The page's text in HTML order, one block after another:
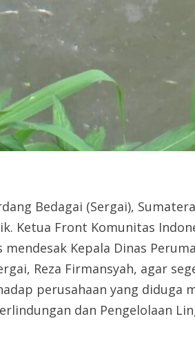
Bedagai (Sergai),
Ketua Front Komunitas
Kepala Dinas
Reza Firmansyah, agar
perusahaan yang diduga
dan Pengelolaan